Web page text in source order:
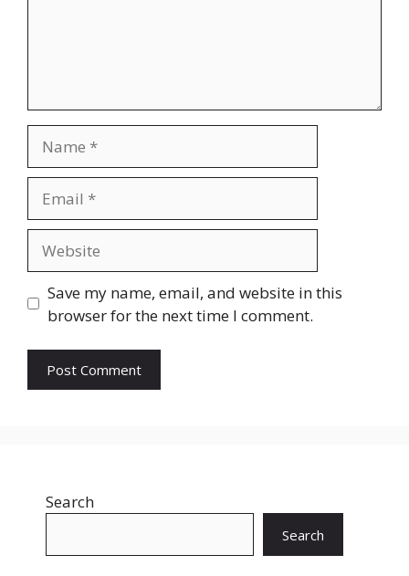
Save my name, email, and website in this
browser for the next time I comment.
Search
Search